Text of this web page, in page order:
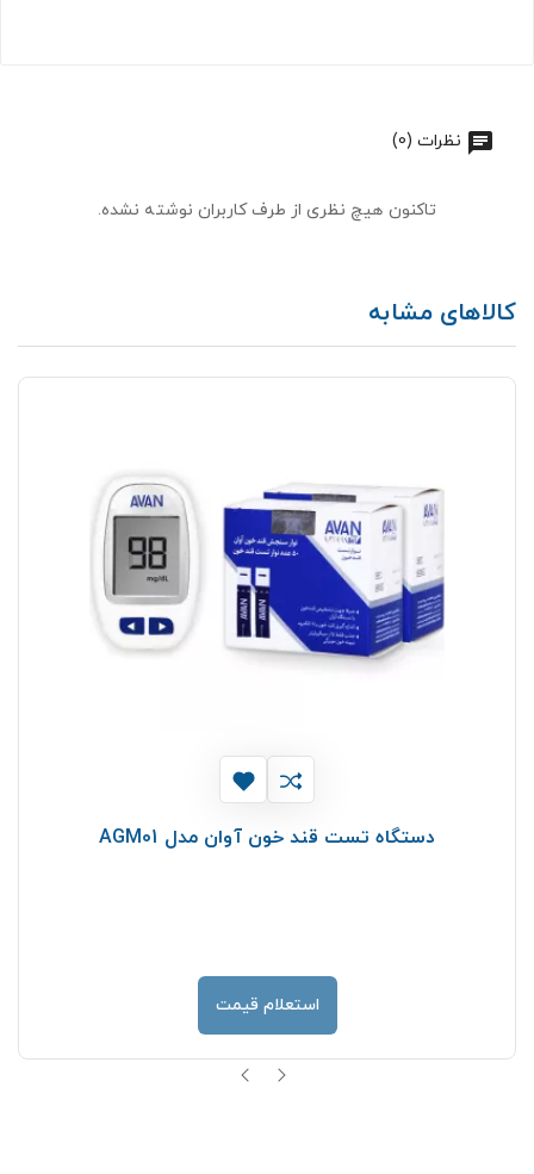
نظرات (0)
تاکنون هیچ نظری از طرف کاربران نوشته نشده.
کالاهای مشابه
دستگاه تست قند خون آوان مدل AGM01
استعلام قیمت